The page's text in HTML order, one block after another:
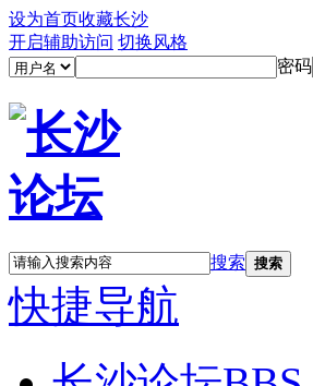
设为首页收藏长沙
开启辅助访问 切换风格
密码
搜索 搜索
快捷导航